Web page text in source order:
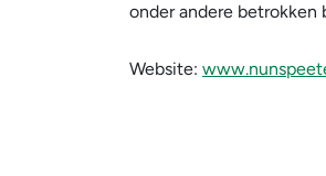
onder andere betrokken
Website: